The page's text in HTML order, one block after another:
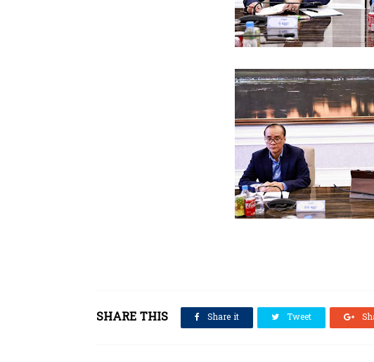
SHARE THIS Share it Tweet
សារព័ត៌មាន"ជីវិតកូនខ្មែរ" ជាអង្គភាពមានច្បាប់អនុញ្ញាតិដោយក្រសួងពាណិជ្ជកម្ម ក្រសួងក